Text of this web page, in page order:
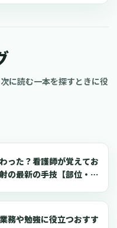
健康保険・厚生年金保
上の雇用見込み」となり
しい中でも、必要な情報
なケースを交えた早見表
説、院内での業務手順の
す。この記事が、皆様の
に読む一本を探すときに役
った？看護師が覚えてお
の最新の手技【部位・
務や勉強に役立つおすす